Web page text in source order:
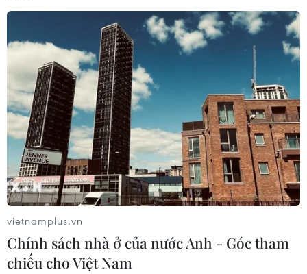
vietnamplus.vn
Chính sách nhà ở của nước Anh - Góc tham
chiếu cho Việt Nam